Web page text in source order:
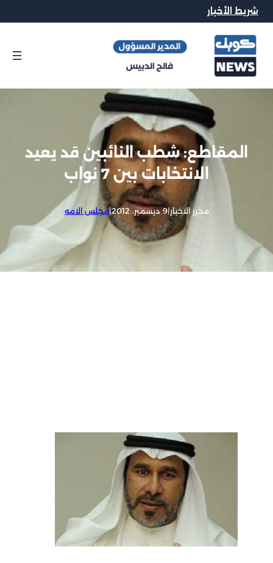
شريط الأخبار
المقاطع: شطب النائبين قد يعيد
الانتخابات بين 7 نواب
محرر الاخبار|9 ديسمبر, 2012 |مجلس الامه